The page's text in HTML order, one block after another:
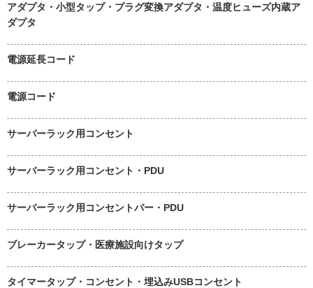
アダプタ・小型タップ・プラグ変換アダプタ・温度ヒューズ内蔵ア
ダプタ
電源延長コード
電源コード
サーバーラック用コンセント
サーバーラック用コンセント・PDU
サーバーラック用コンセントバー・PDU
ブレーカータップ・医療施設向けタップ
タイマータップ・コンセント・埋込みUSBコンセント